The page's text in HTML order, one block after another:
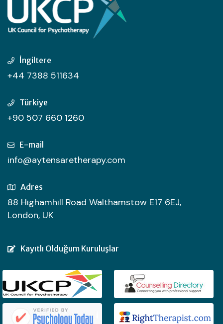
İngiltere
+44 7388 511634
Türkiye
+90 507 660 1260
E-mail
info@aytensaretherapy.com
Adres
88 Highamhill Road Walthamstow E17 6EJ,
London, UK
Kayıtlı Olduğum Kuruluşlar